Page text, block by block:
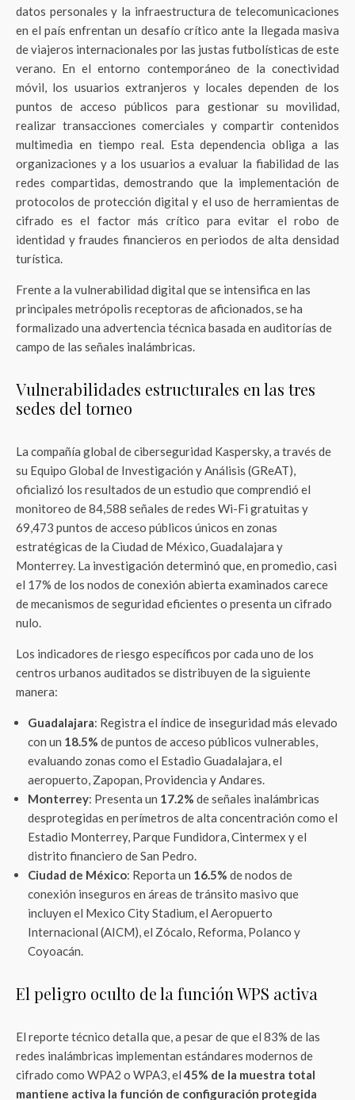
datos personales y la infraestructura de telecomunicaciones
en el país enfrentan un desafío crítico ante la llegada masiva
de viajeros internacionales por las justas futbolísticas de este
verano. En el entorno contemporáneo de la conectividad
móvil, los usuarios extranjeros y locales dependen de los
puntos de acceso públicos para gestionar su movilidad,
realizar transacciones comerciales y compartir contenidos
multimedia en tiempo real. Esta dependencia obliga a las
organizaciones y a los usuarios a evaluar la fiabilidad de las
redes compartidas, demostrando que la implementación de
protocolos de protección digital y el uso de herramientas de
cifrado es el factor más crítico para evitar el robo de
identidad y fraudes financieros en periodos de alta densidad
turística.
Frente a la vulnerabilidad digital que se intensifica en las
principales metrópolis receptoras de aficionados, se ha
formalizado una advertencia técnica basada en auditorías de
campo de las señales inalámbricas.
Vulnerabilidades estructurales en las tres
sedes del torneo
La compañía global de ciberseguridad Kaspersky, a través de
su Equipo Global de Investigación y Análisis (GReAT),
oficializó los resultados de un estudio que comprendió el
monitoreo de 84,588 señales de redes Wi-Fi gratuitas y
69,473 puntos de acceso públicos únicos en zonas
estratégicas de la Ciudad de México, Guadalajara y
Monterrey. La investigación determinó que, en promedio, casi
el 17% de los nodos de conexión abierta examinados carece
de mecanismos de seguridad eficientes o presenta un cifrado
nulo.
Los indicadores de riesgo específicos por cada uno de los
centros urbanos auditados se distribuyen de la siguiente
manera:
Guadalajara: Registra el índice de inseguridad más elevado
con un 18.5% de puntos de acceso públicos vulnerables,
evaluando zonas como el Estadio Guadalajara, el
aeropuerto, Zapopan, Providencia y Andares.
Monterrey: Presenta un 17.2% de señales inalámbricas
desprotegidas en perímetros de alta concentración como el
Estadio Monterrey, Parque Fundidora, Cintermex y el
distrito financiero de San Pedro.
Ciudad de México: Reporta un 16.5% de nodos de
conexión inseguros en áreas de tránsito masivo que
incluyen el Mexico City Stadium, el Aeropuerto
Internacional (AICM), el Zócalo, Reforma, Polanco y
Coyoacán.
El peligro oculto de la función WPS activa
El reporte técnico detalla que, a pesar de que el 83% de las
redes inalámbricas implementan estándares modernos de
cifrado como WPA2 o WPA3, el45% de la muestra total
mantiene activa la función de configuración protegida